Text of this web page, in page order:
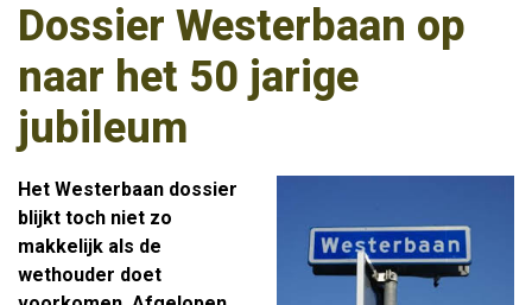
Dossier Westerbaan op
naar het 50 jarige
jubileum
Het Westerbaan dossier
blijkt toch niet zo
makkelijk als de
wethouder doet